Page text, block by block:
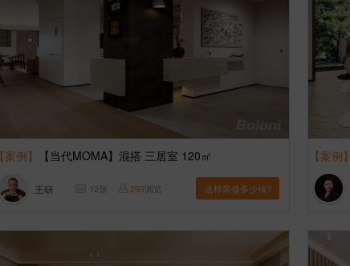
【案例】 【当代MOMA】混搭 三居室 120㎡
王研 12张 299浏览 这样装修多少钱?
【案例】